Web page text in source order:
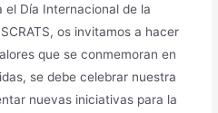
el Día Internacional de la
os invitamos a hacer
que se conmemoran en
se debe celebrar nuestra
nuevas iniciativas para la